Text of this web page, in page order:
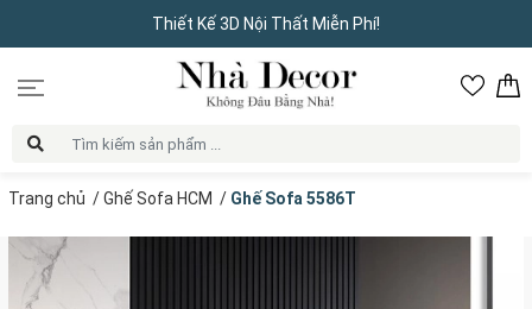
Thiết Kế 3D Nội Thất Miễn Phí!
Trang chủ /Ghế Sofa HCM / Ghế Sofa 5586T